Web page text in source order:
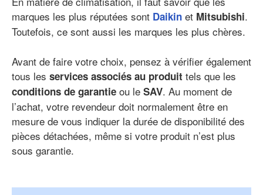
marques les plus réputées sont Daikin et Mitsubishi.
Toutefois, ce sont aussi les marques les plus chères.
Avant de faire votre choix, pensez à vérifier également
tous les services associés au produit tels que les
conditions de garantie ou le SAV. Au moment de
l’achat, votre revendeur doit normalement être en
mesure de vous indiquer la durée de disponibilité des
pièces détachées, même si votre produit n’est plus
sous garantie.